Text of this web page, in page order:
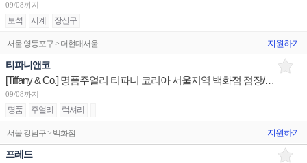
09/08까지
보석 시계 장신구
서울 영등포구 > 더현대서울 지원하기
티파니앤코
[Tiffany & Co.] 명품주얼리 티파니 코리아 서울지역 백화점 점장/판매사원/오퍼레이션 채용
09/08까지
명품 주얼리 럭셔리
서울 강남구 > 백화점 지원하기
프레드